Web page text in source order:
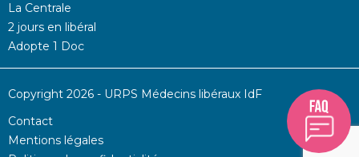
La Centrale
2 jours en libéral
Adopte 1 Doc
Copyright 2026 - URPS Médecins libéraux IdF
Contact
Mentions légales